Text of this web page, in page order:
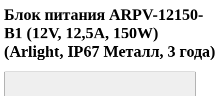
Блок питания ARPV-12150-
B1 (12V, 12,5A, 150W)
(Arlight, IP67 Металл, 3 года)